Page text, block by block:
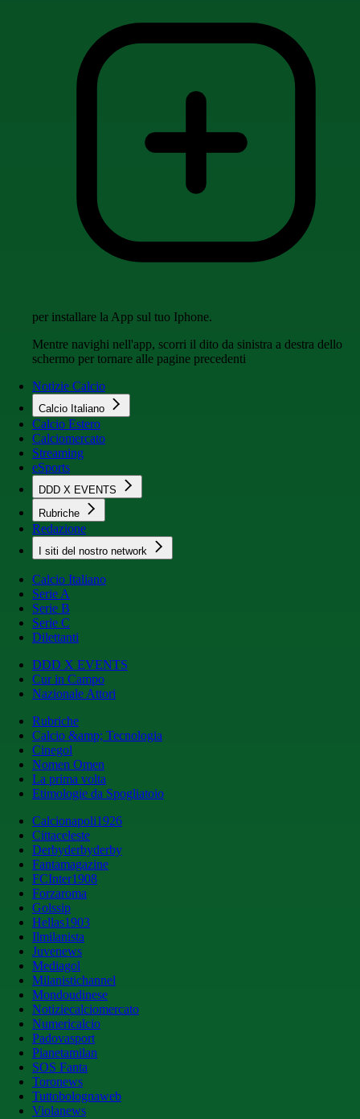
per installare la App sul tuo Iphone.
Mentre navighi nell'app, scorri il dito da sinistra a destra dello
schermo per tornare alle pagine precedenti
Notizie Calcio
Calcio Italiano
Calcio Estero
Calciomercato
Streaming
eSports
DDD X EVENTS
Rubriche
Redazione
I siti del nostro network
Calcio Italiano
Serie A
Serie B
Serie C
Dilettanti
DDD X EVENTS
Cur in Campo
Nazionale Attori
Rubriche
Calcio &amp; Tecnologia
Cinegol
Nomen Omen
La prima volta
Etimologie da Spogliatoio
Calcionapoli1926
Cittaceleste
Derbyderbyderby
Fantamagazine
FCInter1908
Forzaroma
Golssip
Hellas1903
Ilmilanista
Juvenews
Mediagol
Milanistichannel
Mondoudinese
Notiziecalciomercato
Numericalcio
Padovasport
Pianetamilan
SOS Fanta
Toronews
Tuttobolognaweb
Violanews